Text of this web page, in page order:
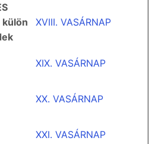
külön
XVIII. VASÁRNAP
XIX. VASÁRNAP
XX. VASÁRNAP
XXI. VASÁRNAP